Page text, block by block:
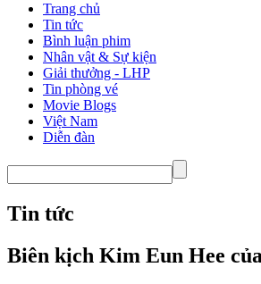
Trang chủ
Tin tức
Bình luận phim
Nhân vật & Sự kiện
Giải thưởng - LHP
Tin phòng vé
Movie Blogs
Việt Nam
Diễn đàn
Tin tức
Biên kịch Kim Eun Hee của